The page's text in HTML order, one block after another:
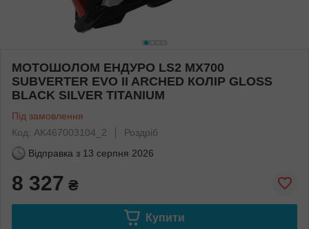
МОТОШОЛОМ ЕНДУРО LS2 MX700
SUBVERTER EVO II ARCHED КОЛІР GLOSS
BLACK SILVER TITANIUM
Під замовлення
Код: AK467003104_2
Роздріб
Відправка з 13 серпня 2026
8 327 ₴
Купити